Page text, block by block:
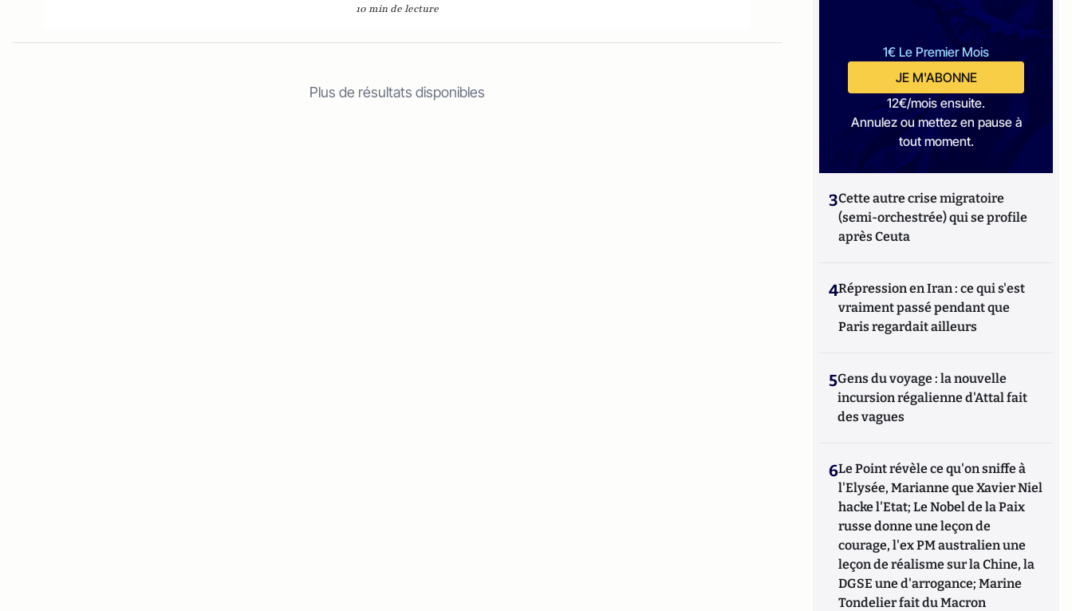
10 min de lecture
Plus de résultats disponibles
1€ Le Premier Mois
JE M'ABONNE
12€/mois ensuite.
Annulez ou mettez en pause à
tout moment.
3Cette autre crise migratoire
(semi-orchestrée) qui se profile
après Ceuta
4Répression en Iran : ce qui s'est
vraiment passé pendant que
Paris regardait ailleurs
5Gens du voyage : la nouvelle
incursion régalienne d'Attal fait
des vagues
6Le Point révèle ce qu'on sniffe à
l'Elysée, Marianne que Xavier Niel
hacke l'Etat; Le Nobel de la Paix
russe donne une leçon de
courage, l'ex PM australien une
leçon de réalisme sur la Chine, la
DGSE une d'arrogance; Marine
Tondelier fait du Macron